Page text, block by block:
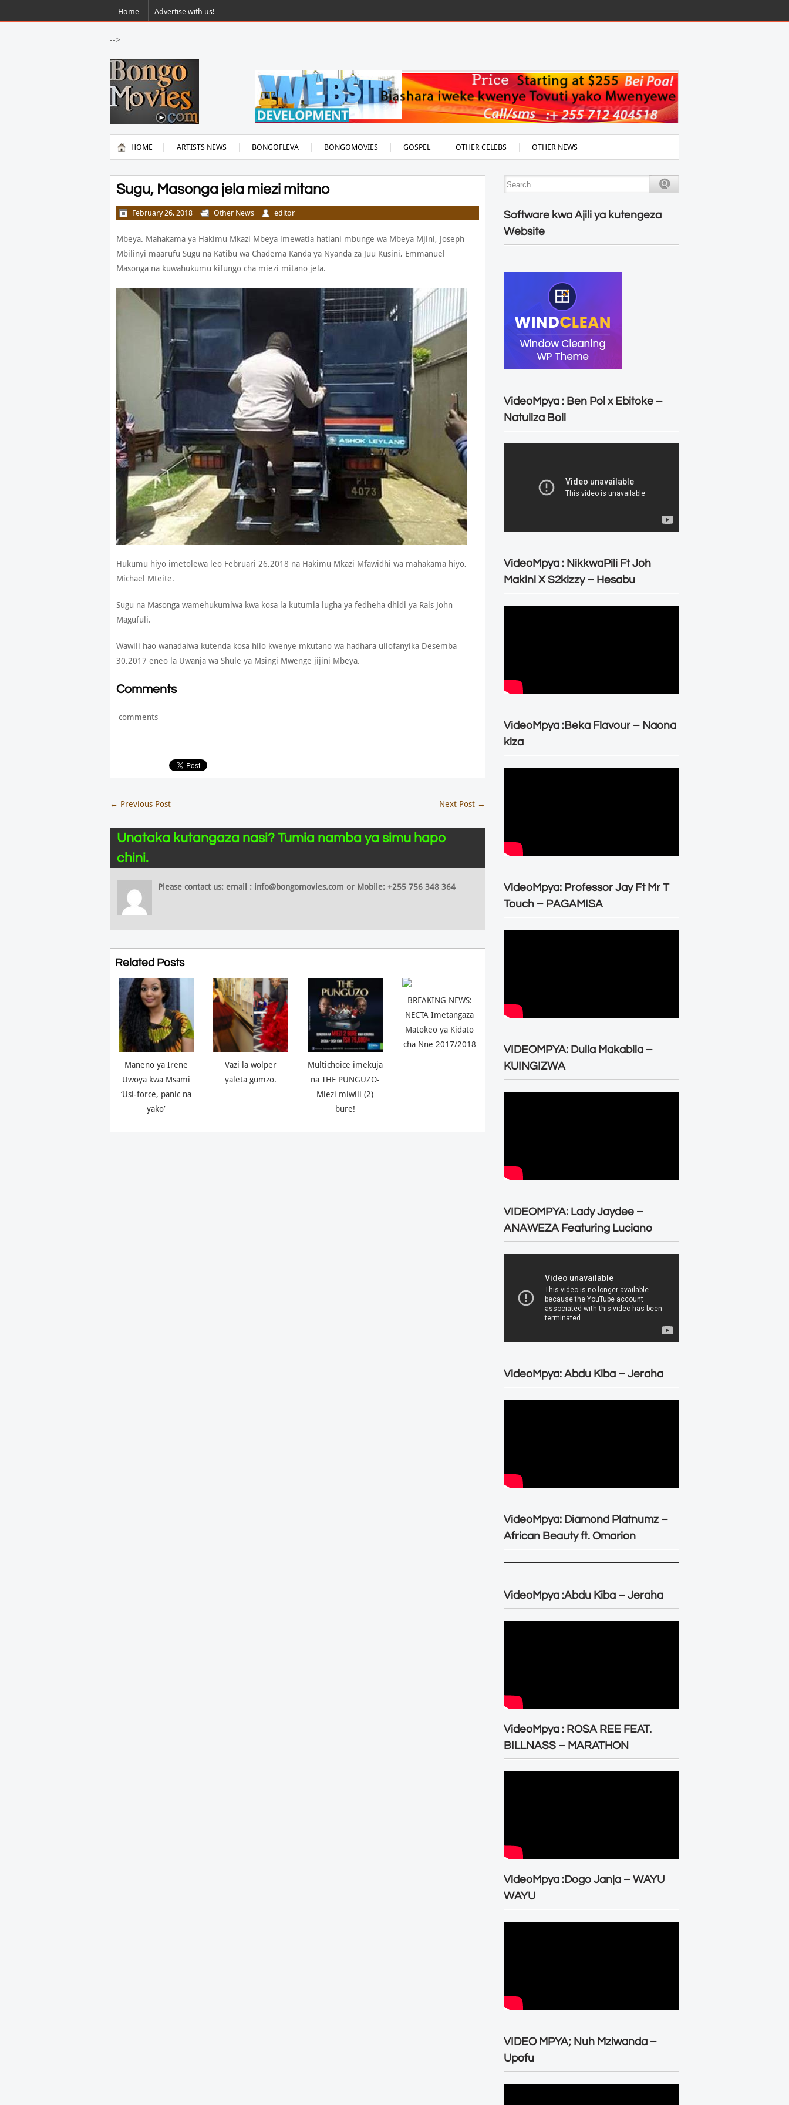
Home Advertise with us!
-->
HOME ARTISTS NEWS BONGOFLEVA BONGOMOVIES GOSPEL OTHER CELEBS OTHER NEWS
Sugu, Masonga jela miezi mitano
February 26, 2018 Other News editor
Mbeya. Mahakama ya Hakimu Mkazi Mbeya imewatia hatiani mbunge wa Mbeya Mjini, Joseph
Mbilinyi maarufu Sugu na Katibu wa Chadema Kanda ya Nyanda za Juu Kusini, Emmanuel
Masonga na kuwahukumu kifungo cha miezi mitano jela.
Hukumu hiyo imetolewa leo Februari 26,2018 na Hakimu Mkazi Mfawidhi wa mahakama hiyo,
Michael Mteite.
Sugu na Masonga wamehukumiwa kwa kosa la kutumia lugha ya fedheha dhidi ya Rais John
Magufuli.
Wawili hao wanadaiwa kutenda kosa hilo kwenye mkutano wa hadhara uliofanyika Desemba
30,2017 eneo la Uwanja wa Shule ya Msingi Mwenge jijini Mbeya.
Comments
comments
← Previous Post Next Post →
Unataka kutangaza nasi? Tumia namba ya simu hapo
chini.
Please contact us: email : info@bongomovies.com or Mobile: +255 756 348 364
Related Posts
Maneno ya Irene
Uwoya kwa Msami
‘Usi-force, panic na
yako’
Vazi la wolper
yaleta gumzo.
Multichoice imekuja
na THE PUNGUZO-
Miezi miwili (2)
bure!
BREAKING NEWS:
NECTA Imetangaza
Matokeo ya Kidato
cha Nne 2017/2018
Software kwa Ajili ya kutengeza
Website
VideoMpya : Ben Pol x Ebitoke –
Natuliza Boli
VideoMpya : NikkwaPili Ft Joh
Makini X S2kizzy – Hesabu
VideoMpya :Beka Flavour – Naona
kiza
VideoMpya: Professor Jay Ft Mr T
Touch – PAGAMISA
VIDEOMPYA: Dulla Makabila –
KUINGIZWA
VIDEOMPYA: Lady Jaydee –
ANAWEZA Featuring Luciano
VideoMpya: Abdu Kiba – Jeraha
VideoMpya: Diamond Platnumz –
African Beauty ft. Omarion
VideoMpya :Abdu Kiba – Jeraha
VideoMpya : ROSA REE FEAT.
BILLNASS – MARATHON
VideoMpya :Dogo Janja – WAYU
WAYU
VIDEO MPYA; Nuh Mziwanda –
Upofu